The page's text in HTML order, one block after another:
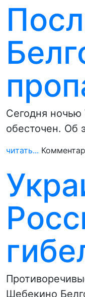
Сегодня ночью
обесточен. Об
читать...
Шебекино